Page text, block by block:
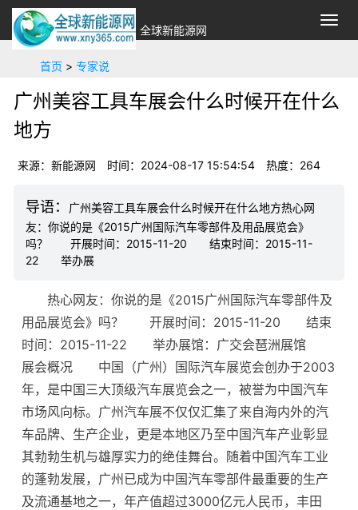
切
换
全球新能源网
首页 > 专家说
广州美容工具车展会什么时候开在什么
地方
来源：新能源网 时间：2024-08-17 15:54:54 热度： 264
广州美容工具车展会什么时候开在什么地方热心网
友：你说的是《2015广州国际汽车零部件及用品展览会》
吗？ 开展时间：2015-11-20 结束时间：2015-11-
22 举办展
热心网友：你说的是《2015广州国际汽车零部件及
用品展览会》吗？ 开展时间：2015-11-20 结束
时间：2015-11-22 举办展馆：广交会琶洲展馆
展会概况 中国（广州）国际汽车展览会创办于2003
年，是中国三大顶级汽车展览会之一，被誉为中国汽车
市场风向标。广州汽车展不仅仅汇集了来自海内外的汽
车品牌、生产企业，更是本地区乃至中国汽车产业彰显
其勃勃生机与雄厚实力的绝佳舞台。随着中国汽车工业
的蓬勃发展，广州已成为中国汽车零部件最重要的生产
及流通基地之一，年产值超过3000亿元人民币，丰田